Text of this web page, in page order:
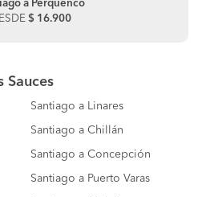
a Perquenco
$ 16.900
Sauces
Santiago a Linares
Santiago a Chillán
Santiago a Concepción
Santiago a Puerto Varas